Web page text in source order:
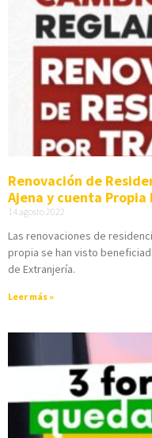
Renovación de
Ajena y cuenta Propia
14 agosto 2022
Las renovaciones de
propia se han visto
de Extranjería.
Leer más »